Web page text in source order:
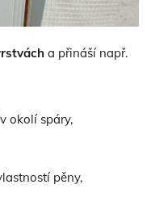
a přináší např.
okolí spáry,
pěny,